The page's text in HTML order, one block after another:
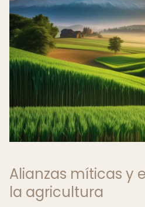
Alianzas míticas y
la agricultura